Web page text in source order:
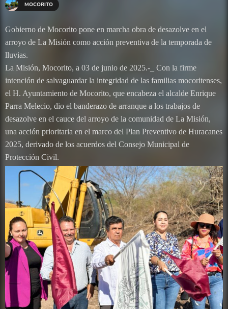
MOCORITO
Gobierno de Mocorito pone en marcha obra de desazolve en el
arroyo de La Misión como acción preventiva de la temporada de
lluvias.
La Misión, Mocorito, a 03 de junio de 2025.-_ Con la firme
intención de salvaguardar la integridad de las familias mocoritenses,
el H. Ayuntamiento de Mocorito, que encabeza el alcalde Enrique
Parra Melecio, dio el banderazo de arranque a los trabajos de
desazolve en el cauce del arroyo de la comunidad de La Misión,
una acción prioritaria en el marco del Plan Preventivo de Huracanes
2025, derivado de los acuerdos del Consejo Municipal de
Protección Civil.